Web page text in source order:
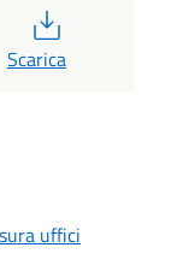
Scarica
uffici